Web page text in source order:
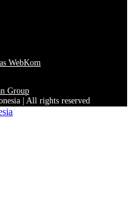
WebKom
Group
| All rights reserved